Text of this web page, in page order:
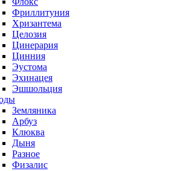
Фриллитуния
Хризантема
Целозия
Цинерария
Цинния
Эустома
Эхинацея
Эшшольция
Земляника
Арбуз
Клюква
Дыня
Разное
Физалис